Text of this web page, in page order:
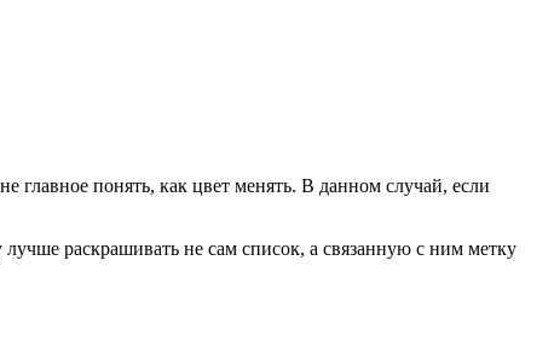
понять, как цвет менять. В данном случай, если
раскрашивать не сам список, а связанную с ним метку